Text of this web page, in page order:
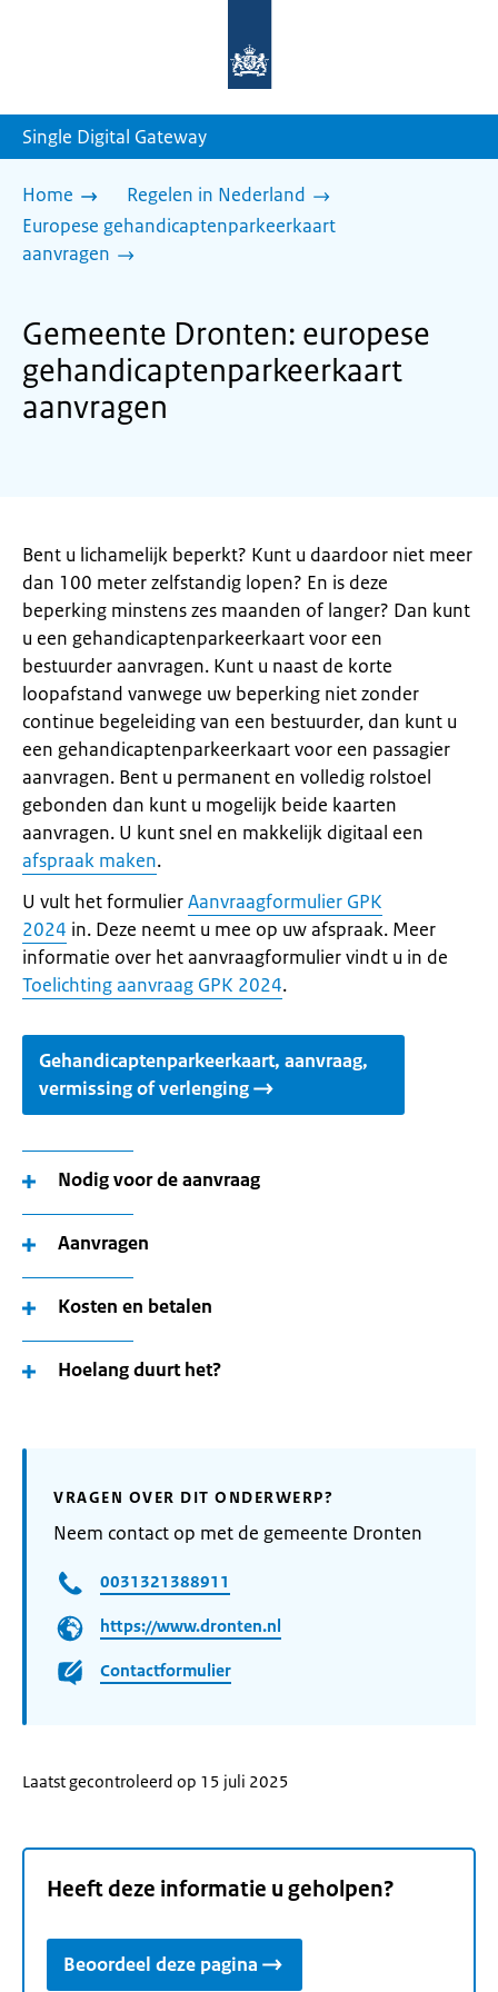
homepage
Single Digital Gateway
Home
Regelen in Nederland
Europese gehandicaptenparkeerkaart
aanvragen
Gemeente Dronten: europese
gehandicaptenparkeerkaart
aanvragen
Bent u lichamelijk beperkt? Kunt u daardoor niet meer
dan 100 meter zelfstandig lopen? En is deze
beperking minstens zes maanden of langer? Dan kunt
u een gehandicaptenparkeerkaart voor een
bestuurder aanvragen. Kunt u naast de korte
loopafstand vanwege uw beperking niet zonder
continue begeleiding van een bestuurder, dan kunt u
een gehandicaptenparkeerkaart voor een passagier
aanvragen. Bent u permanent en volledig rolstoel
gebonden dan kunt u mogelijk beide kaarten
aanvragen. U kunt snel en makkelijk digitaal een
afspraak maken.
U vult het formulierAanvraagformulier GPK
2024 in. Deze neemt u mee op uw afspraak. Meer
informatie over het aanvraagformulier vindt u in de
Toelichting aanvraag GPK 2024.
Gehandicaptenparkeerkaart, aanvraag,
vermissing of verlenging
Nodig voor de aanvraag
Aanvragen
Kosten en betalen
Hoelang duurt het?
VRAGEN OVER DIT ONDERWERP?
Neem contact op met de gemeente Dronten
0031321388911
https://www.dronten.nl
Contactformulier
Laatst gecontroleerd op 15 juli 2025
Heeft deze informatie u geholpen?
Beoordeel deze pagina